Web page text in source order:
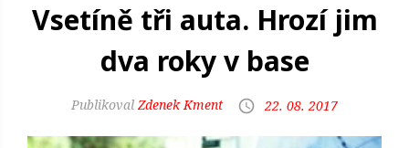
Vsetíně tři auta. Hrozí jim
dva roky v base
Zdenek Kment 22. 08. 2017